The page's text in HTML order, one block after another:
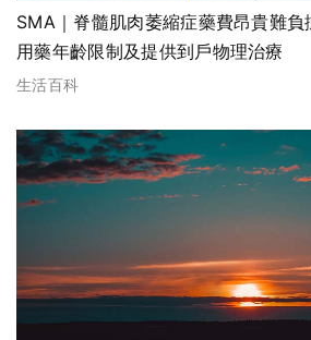
SMA｜脊髓肌肉萎縮症藥費昂貴難
用藥年齡限制及提供到戶物理治療
生活百科